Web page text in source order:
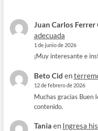
Juan Carlos Ferrer
adecuada
1 de junio de 2026
¡Muy interesante e
Beto Cid en
12 de febrero de 2026
Muchas gracias Buen
contenido.
Tania en Ingresa